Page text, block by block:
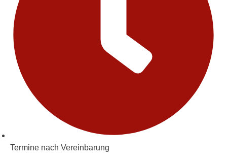
Termine nach Vereinbarung